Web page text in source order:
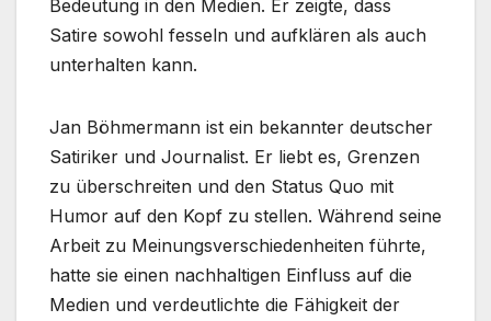
Bedeutung in den Medien. Er zeigte, dass
Satire sowohl fesseln und aufklären als auch
unterhalten kann.
Jan Böhmermann ist ein bekannter deutscher
Satiriker und Journalist. Er liebt es, Grenzen
zu überschreiten und den Status Quo mit
Humor auf den Kopf zu stellen. Während seine
Arbeit zu Meinungsverschiedenheiten führte,
hatte sie einen nachhaltigen Einfluss auf die
Medien und verdeutlichte die Fähigkeit der